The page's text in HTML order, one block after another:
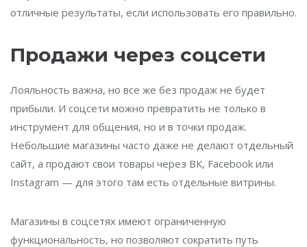
отличные результаты, если использовать его правильно.
Продажи через соцсети
Лояльность важна, но все же без продаж не будет
прибыли. И соцсети можно превратить не только в
инструмент для общения, но и в точки продаж.
Небольшие магазины часто даже не делают отдельный
сайт, а продают свои товары через ВК, Facebook или
Instagram — для этого там есть отдельные витрины.
Магазины в соцсетях имеют ограниченную
функциональность, но позволяют сократить путь